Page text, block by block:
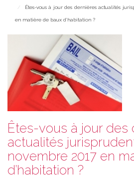
Êtes-vous à jour des dernières actualités
en matière de baux d’habitation ?
Êtes-vous à jour des
actualités
novembre 2017 en
d’habitation ?